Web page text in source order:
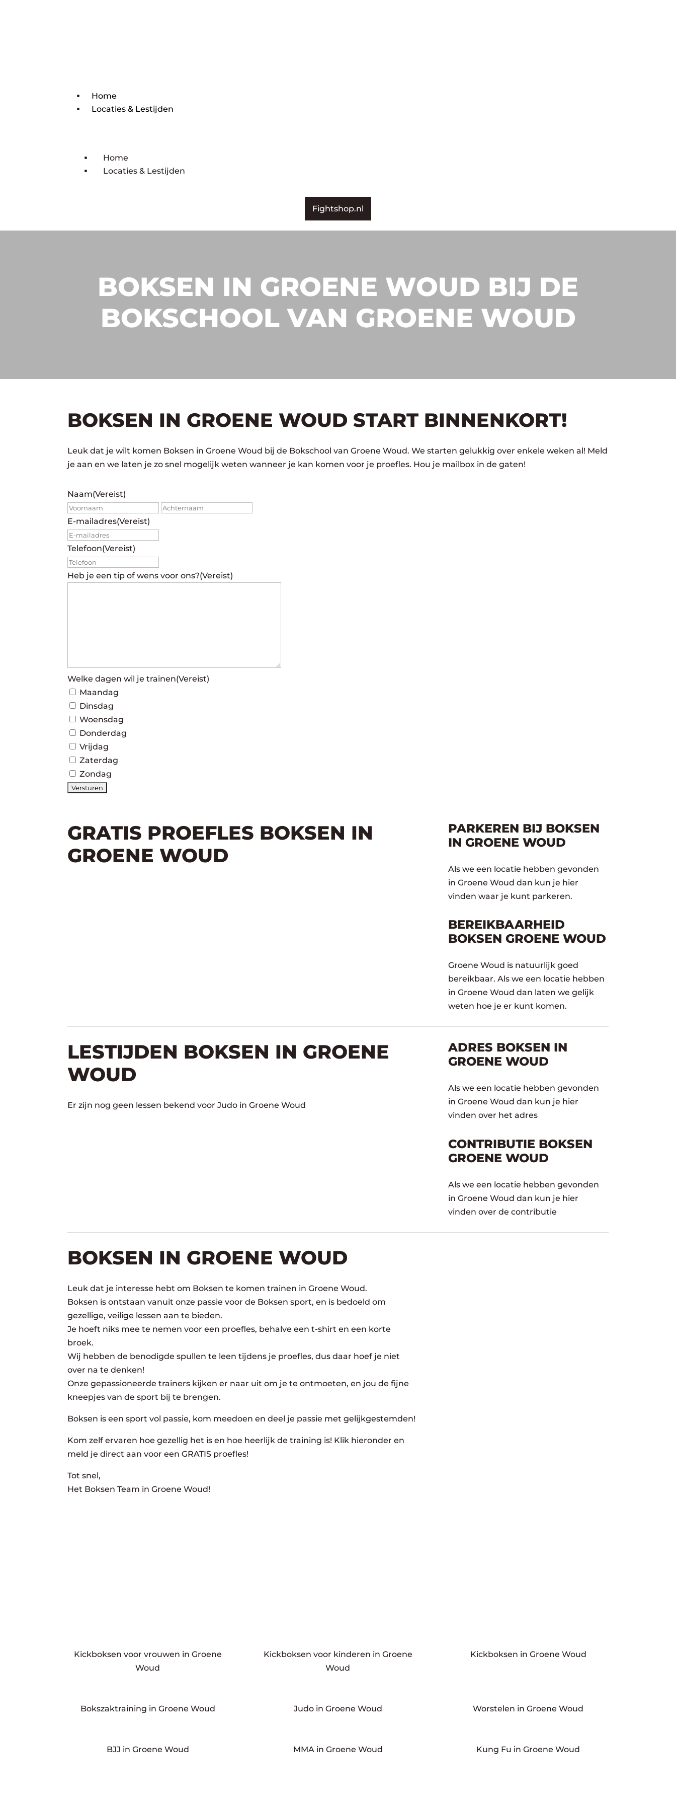
Home
Locaties & Lestijden
Home
Locaties & Lestijden
Fightshop.nl
BOKSEN IN GROENE WOUD BIJ DE
BOKSCHOOL VAN GROENE WOUD
BOKSEN IN GROENE WOUD START BINNENKORT!
Leuk dat je wilt komen Boksen in Groene Woud bij de Bokschool van Groene Woud. We starten gelukkig over enkele weken al! Meld
je aan en we laten je zo snel mogelijk weten wanneer je kan komen voor je proefles. Hou je mailbox in de gaten!
Naam(Vereist)
Voornaam
E-mailadres(Vereist)
Telefoon(Vereist)
Heb je een tip of wens voor ons?(Vereist)
Welke dagen wil je trainen(Vereist)
Maandag
Dinsdag
Woensdag
Donderdag
Vrijdag
Zaterdag
Zondag
GRATIS PROEFLES BOKSEN IN
GROENE WOUD
PARKEREN BIJ BOKSEN
IN GROENE WOUD
Als we een locatie hebben gevonden
in Groene Woud dan kun je hier
vinden waar je kunt parkeren.
BEREIKBAARHEID
BOKSEN GROENE WOUD
Groene Woud is natuurlijk goed
bereikbaar. Als we een locatie hebben
in Groene Woud dan laten we gelijk
weten hoe je er kunt komen.
LESTIJDEN BOKSEN IN GROENE
WOUD
Er zijn nog geen lessen bekend voor Judo in Groene Woud
ADRES BOKSEN IN
GROENE WOUD
Als we een locatie hebben gevonden
in Groene Woud dan kun je hier
vinden over het adres
CONTRIBUTIE BOKSEN
GROENE WOUD
Als we een locatie hebben gevonden
in Groene Woud dan kun je hier
vinden over de contributie
BOKSEN IN GROENE WOUD
Leuk dat je interesse hebt om Boksen te komen trainen in Groene Woud.
Boksen is ontstaan vanuit onze passie voor de Boksen sport, en is bedoeld om
gezellige, veilige lessen aan te bieden.
Je hoeft niks mee te nemen voor een proefles, behalve een t-shirt en een korte
broek.
Wij hebben de benodigde spullen te leen tijdens je proefles, dus daar hoef je niet
over na te denken!
Onze gepassioneerde trainers kijken er naar uit om je te ontmoeten, en jou de fijne
kneepjes van de sport bij te brengen.
Boksen is een sport vol passie, kom meedoen en deel je passie met gelijkgestemden!
Kom zelf ervaren hoe gezellig het is en hoe heerlijk de training is! Klik hieronder en
meld je direct aan voor een GRATIS proefles!
Tot snel,
Het Boksen Team in Groene Woud!
Kickboksen voor vrouwen in Groene
Woud
Kickboksen voor kinderen in Groene
Woud
Kickboksen in Groene Woud
Bokszaktraining in Groene Woud Judo in Groene Woud Worstelen in Groene Woud
BJJ in Groene Woud MMA in Groene Woud Kung Fu in Groene Woud